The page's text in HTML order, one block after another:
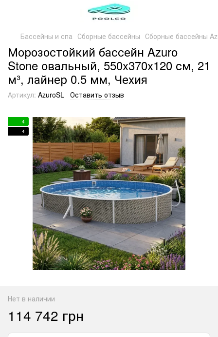
Бассейны и спа Сборные бассейны Сборные бассейны
Морозостойкий бассейн Azuro
Stone овальный, 550x370x120 см, 21
м³, лайнер 0.5 мм, Чехия
Артикул: AzuroSL Оставить отзыв
4
4
Нет в наличии
114 742 грн